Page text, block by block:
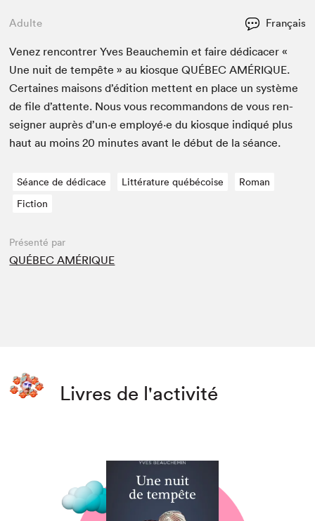
Adulte Français
Venez ren­con­tr­er Yves Beau­chemin et faire dédi­cac­er «
Une nuit de tem­pête » au kiosqueQUÉBEC AMÉRIQUE.
Cer­taines maisons d’édi­tion met­tent en place un sys­tème
de file d’at­tente. Nous vous recom­man­dons de vous ren­
seign­er auprès d’un·e employé·e du kiosque indiqué plus
haut au moins20 min­utes avant le début de la séance.
Séance de dédicace Littérature québécoise
Roman
Fiction
Présenté par
QUÉBEC AMÉRIQUE
Livres de l'activité